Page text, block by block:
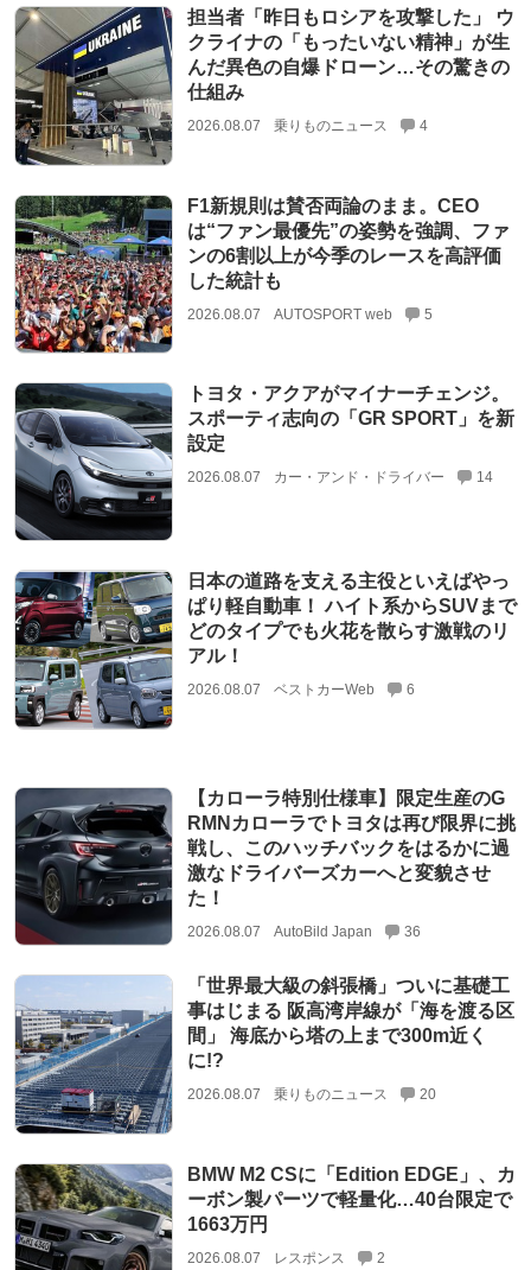
担当者「昨日もロシアを攻撃した」 ウ
クライナの「もったいない精神」が生
んだ異色の自爆ドローン…その驚きの
仕組み
2026.08.07 乗りものニュース 4
F1新規則は賛否両論のまま。CEO
は“ファン最優先”の姿勢を強調、ファ
ンの6割以上が今季のレースを高評価
した統計も
2026.08.07 AUTOSPORT web 5
トヨタ・アクアがマイナーチェンジ。
スポーティ志向の「GR SPORT」を新
設定
2026.08.07 カー・アンド・ドライバー 14
日本の道路を支える主役といえばやっ
ぱり軽自動車！ ハイト系からSUVまで
どのタイプでも火花を散らす激戦のリ
アル！
2026.08.07 ベストカーWeb 6
【カローラ特別仕様車】限定生産のG
RMNカローラでトヨタは再び限界に挑
戦し、このハッチバックをはるかに過
激なドライバーズカーへと変貌させ
た！
2026.08.07 AutoBild Japan 36
「世界最大級の斜張橋」ついに基礎工
事はじまる 阪高湾岸線が「海を渡る区
間」 海底から塔の上まで300m近く
に!?
2026.08.07 乗りものニュース 20
BMW M2 CSに「Edition EDGE」、カ
ーボン製パーツで軽量化…40台限定で
1663万円
2026.08.07 レスポンス 2